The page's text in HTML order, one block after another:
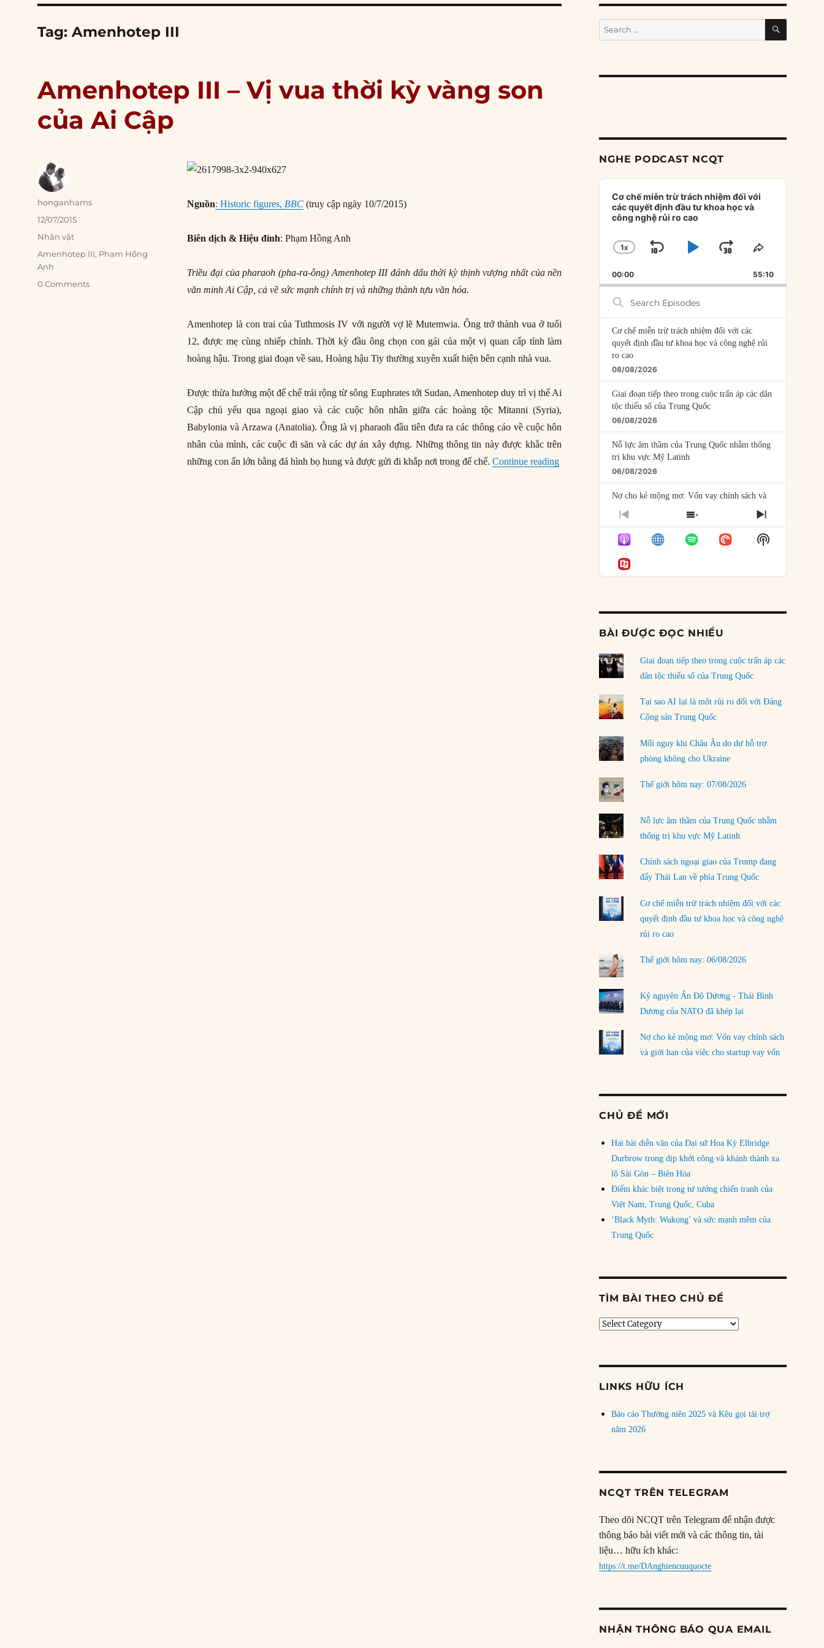
Tag:Amenhotep III
Amenhotep III – Vị vua thời kỳ vàng son
của Ai Cập
Nguồn: Historic figures,BBC (truy cập ngày 10/7/2015)
Biên dịch & Hiệu đính: Phạm Hồng Anh
Triều đại của pharaoh (pha-ra-ông) Amenhotep III đánh dấu thời kỳ thịnh vượng nhất của nền
văn minh Ai Cập, cả về sức mạnh chính trị và những thành tựu văn hóa.
Amenhotep là con trai của Tuthmosis IV với người vợ lẽ Mutemwia. Ông trở thành vua ở tuổi
12, được mẹ cùng nhiếp chính. Thời kỳ đầu ông chọn con gái của một vị quan cấp tỉnh làm
hoàng hậu. Trong giai đoạn về sau, Hoàng hậu Tiy thường xuyên xuất hiện bên cạnh nhà vua.
Được thừa hưởng một đế chế trải rộng từ sông Euphrates tới Sudan, Amenhotep duy trì vị thế Ai
Cập chủ yếu qua ngoại giao và các cuộc hôn nhân giữa các hoàng tộc Mitanni (Syria),
Babylonia và Arzawa (Anatolia). Ông là vị pharaoh đầu tiên đưa ra các thông cáo về cuộc hôn
nhân của mình, các cuộc đi săn và các dự án xây dựng. Những thông tin này được khắc trên
những con ấn lớn bằng đá hình bọ hung và được gửi đi khắp nơi trong đế chế.Continue reading“Amenhotep III – Vị vua thời kỳ vàng son của Ai Cập”
Author
honganhams
Posted
on
12/07/2015
Categories
Nhân vật
Tags
Amenhotep III, Phạm Hồng
Anh
0 Comments
Search
for:
SEARCH
NGHE PODCAST NCQT
Audio
Player
Cơ chế miễn trừ trách nhiệm đối với
các quyết định đầu tư khoa học và
công nghệ rủi ro cao
CHANGE
RATE
1X
SKIP
BACKWARD
PLAYJUMP
FORWARD
SHARE
EPISODE
00:00 55:10
Search
Episodes
Cơ chế miễn trừ trách nhiệm đối với các
quyết định đầu tư khoa học và công nghệ rủi
ro cao
08/08/2026
Giai đoạn tiếp theo trong cuộc trấn áp các dân
tộc thiểu số của Trung Quốc
06/08/2026
Nỗ lực âm thầm của Trung Quốc nhằm thống
trị khu vực Mỹ Latinh
06/08/2026
Nợ cho kẻ mộng mơ: Vốn vay chính sách và
giới hạn của việc cho startup vay vốn
Mỹ Latinh đang trở thành “phòng thí nghiệm”
của phe cánh hữu mới
04/08/2026
Ngoại trưởng Nhật Bản?
Dương
03/08/2026
Đặt cược vào thất bại: Các quỹ đầu tư mạo
hiểm quốc gia và khía cạnh chính trị của vốn
02/08/2026
Làm thế nào để kết thúc Chiến tranh Iran?
01/08/2026
Chiến lược kế tiếp của Bắc Kinh ở Biển Đông
31/07/2026
LOAD MORE
PREVIOUS
EPISODE
SHOW
EPISODES
LIST
NEXT
EPISODE
Show
Podcast
BÀI ĐƯỢC ĐỌC NHIỀU
Giai đoạn tiếp theo trong cuộc trấn áp các
dân tộc thiểu số của Trung Quốc
Tại sao AI lại là một rủi ro đối với Đảng
Cộng sản Trung Quốc
Mối nguy khi Châu Âu do dự hỗ trợ
phòng không cho Ukraine
Thế giới hôm nay: 07/08/2026
Nỗ lực âm thầm của Trung Quốc nhằm
thống trị khu vực Mỹ Latinh
Chính sách ngoại giao của Trump đang
đẩy Thái Lan về phía Trung Quốc
Cơ chế miễn trừ trách nhiệm đối với các
quyết định đầu tư khoa học và công nghệ
rủi ro cao
Thế giới hôm nay: 06/08/2026
Kỷ nguyên Ấn Độ Dương - Thái Bình
Dương của NATO đã khép lại
Nợ cho kẻ mộng mơ: Vốn vay chính sách
và giới hạn của việc cho startup vay vốn
CHỦ ĐỀ MỚI
Hai bài diễn văn của Đại sứ Hoa Kỳ Elbridge
Durbrow trong dịp khởi công và khánh thành xa
lộ Sài Gòn – Biên Hòa
Điểm khác biệt trong tư tưởng chiến tranh của
Việt Nam, Trung Quốc, Cuba
‘Black Myth: Wukong’ và sức mạnh mềm của
Trung Quốc
TÌM BÀI THEO CHỦ ĐỀ
Tìm
LINKS HỮU ÍCH
Báo cáo Thường niên 2025 và Kêu gọi tài trợ
năm 2026
NCQT TRÊN TELEGRAM
Theo dõi NCQT trên Telegram để nhận được
thông báo bài viết mới và các thông tin, tài
liệu… hữu ích khác:
https://t.me/DAnghiencuuquocte
NHẬN THÔNG BÁO QUA EMAIL